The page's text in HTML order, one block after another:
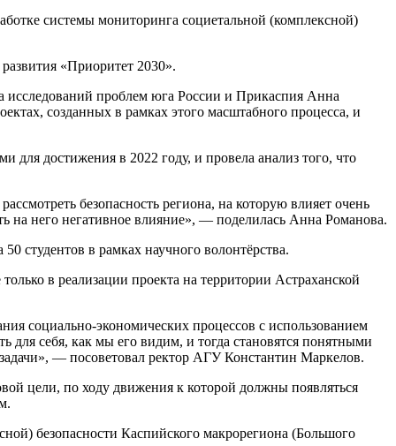
системы мониторинга социетальной (комплексной)
«Приоритет 2030».
исследований проблем юга России и Прикаспия Анна
созданных в рамках этого масштабного процесса, и
для достижения в 2022 году, и провела анализ того, что
безопасность региона, на которую влияет очень
на него негативное влияние», — поделилась Анна Романова.
студентов в рамках научного волонтёрства.
в реализации проекта на территории Астраханской
социально-экономических процессов с использованием
для себя, как мы его видим, и тогда становятся понятными
— посоветовал ректор АГУ Константин Маркелов.
цели, по ходу движения к которой должны появляться
безопасности Каспийского макрорегиона (Большого